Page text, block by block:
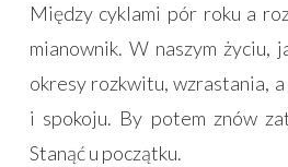
Między cyklami pór roku a
mianownik. W naszym życiu,
okresy rozkwitu, wzrastania,
i spokoju. By potem znów
Stanąć u początku.